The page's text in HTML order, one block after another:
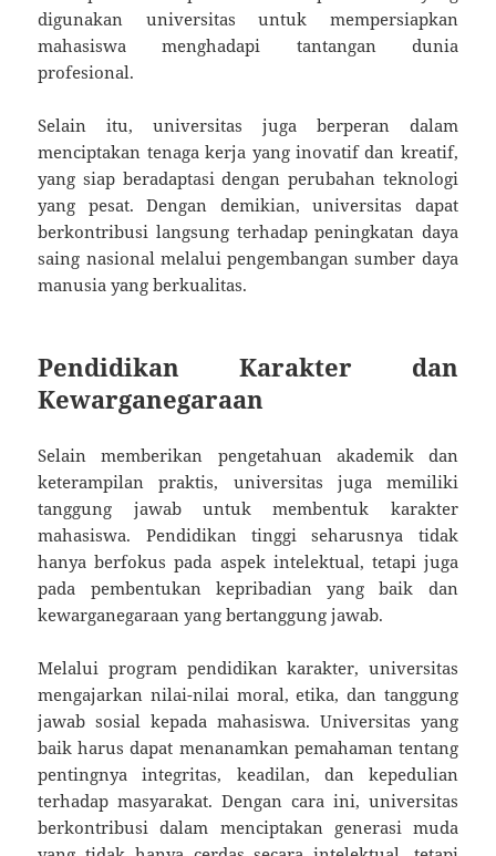
digunakan universitas untuk mempersiapkan
mahasiswa menghadapi tantangan dunia
profesional.
Selain itu, universitas juga berperan dalam
menciptakan tenaga kerja yang inovatif dan kreatif,
yang siap beradaptasi dengan perubahan teknologi
yang pesat. Dengan demikian, universitas dapat
berkontribusi langsung terhadap peningkatan daya
saing nasional melalui pengembangan sumber daya
manusia yang berkualitas.
Pendidikan Karakter dan
Kewarganegaraan
Selain memberikan pengetahuan akademik dan
keterampilan praktis, universitas juga memiliki
tanggung jawab untuk membentuk karakter
mahasiswa. Pendidikan tinggi seharusnya tidak
hanya berfokus pada aspek intelektual, tetapi juga
pada pembentukan kepribadian yang baik dan
kewarganegaraan yang bertanggung jawab.
Melalui program pendidikan karakter, universitas
mengajarkan nilai-nilai moral, etika, dan tanggung
jawab sosial kepada mahasiswa. Universitas yang
baik harus dapat menanamkan pemahaman tentang
pentingnya integritas, keadilan, dan kepedulian
terhadap masyarakat. Dengan cara ini, universitas
berkontribusi dalam menciptakan generasi muda